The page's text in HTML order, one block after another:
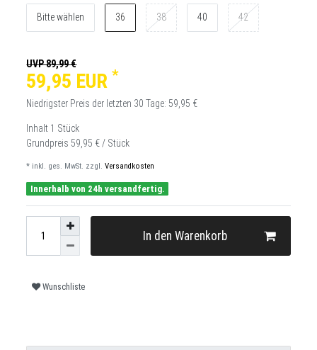
Bitte wählen 36 38 40 42
UVP 89,99 €
59,95 EUR *
Niedrigster Preis der letzten 30 Tage: 59,95 €
Inhalt 1 Stück
Grundpreis 59,95 € / Stück
* inkl. ges. MwSt. zzgl. Versandkosten
Innerhalb von 24h versandfertig.
In den Warenkorb
Wunschliste